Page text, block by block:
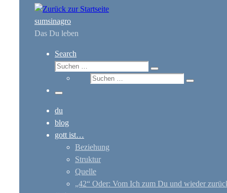
sumsinagro
Das Du leben
Search
Suche
Suchen …
Suche
Suchen …
Menü
du
blog
gott ist…
Beziehung
Struktur
Quelle
„42“ Oder: Vom Ich zum Du und wieder